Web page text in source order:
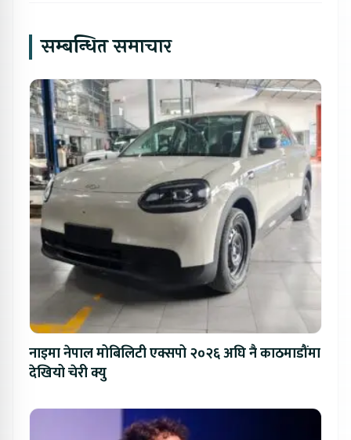
सम्बन्धित समाचार
नाइमा नेपाल मोबिलिटी एक्सपो २०२६ अघि नै काठमाडौंमा
देखियो चेरी क्यु